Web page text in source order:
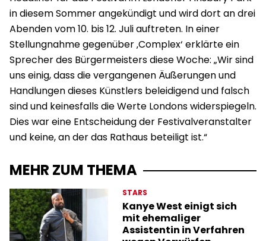
in diesem Sommer angekündigt und wird dort an drei
Abenden vom 10. bis 12. Juli auftreten. In einer
Stellungnahme gegenüber ‚Complex‘ erklärte ein
Sprecher des Bürgermeisters diese Woche: „Wir sind
uns einig, dass die vergangenen Äußerungen und
Handlungen dieses Künstlers beleidigend und falsch
sind und keinesfalls die Werte Londons widerspiegeln.
Dies war eine Entscheidung der Festivalveranstalter
und keine, an der das Rathaus beteiligt ist.“
MEHR ZUM THEMA
STARS
Kanye West einigt sich
mit ehemaliger
Assistentin in Verfahren